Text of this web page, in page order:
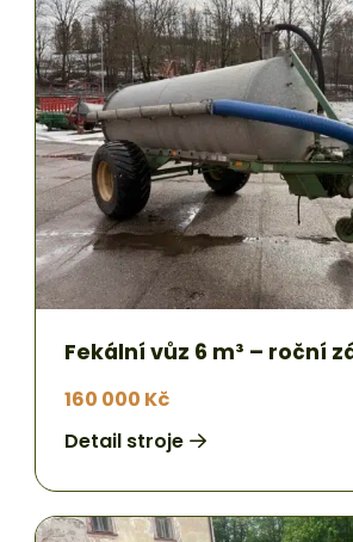
Fekální vůz 6 m³ – roční
160 000 Kč
Detail stroje